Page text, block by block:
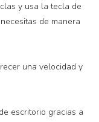
y usa la tecla de
de manera
una velocidad y
escritorio gracias a